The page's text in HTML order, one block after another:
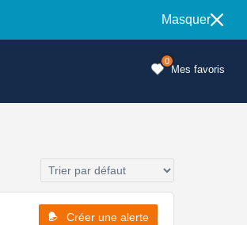
Masquer
Mes favoris
0
Créer une alerte